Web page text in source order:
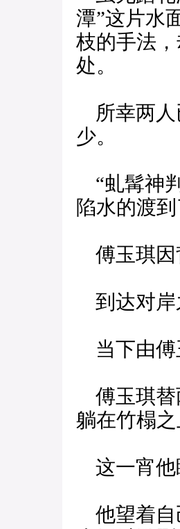
潭”这片水
枝的手法
处。
所幸两人
少。
“虬髯神
陷水的渡到
傅玉琪因
到达对岸
当下由傅
傅玉琪替
躺在竹榻
这一宵他
他望着自